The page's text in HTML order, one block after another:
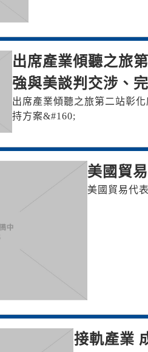
出席產業傾聽之旅
強與美談判交涉、
出席產業傾聽之旅第二站彰
持方案&#160;
美國貿
美國貿易代
接軌產業